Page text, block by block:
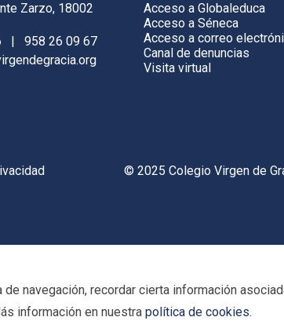
Zarzo, 18002
|
958 26 09 67
Acceso a Globaleduca
Acceso a Séneca
Acceso a correo
Canal de denuncias
Visita virtual
© 2025 Colegio Virgen de
navegación, recordar cierta información
información en nuestra política de cookies.